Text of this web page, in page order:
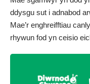
ddysgu sut i adnabod
Mae’r enghreifftiau
rhywun fod yn ceisio